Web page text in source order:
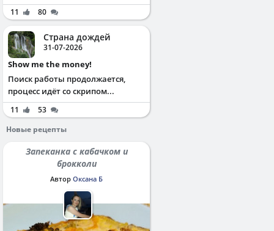
11 80
Страна дождей
31-07-2026
Show me the money!
Поиск работы продолжается,
процесс идёт со скрипом...
11
53
Новые рецепты
Запеканка с кабачком и
брокколи
Автор Оксана Б